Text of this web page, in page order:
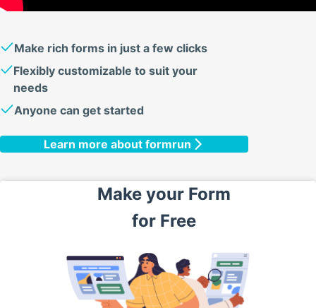
Make rich forms in just a few clicks
Flexibly customizable to suit your
needs
Anyone can get started
Learn more about formrun
Make your Form
for Free